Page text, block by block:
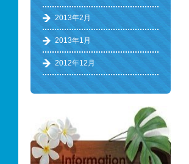
2013年2月
2013年1月
2012年12月